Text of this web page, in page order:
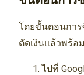
โดยขั้นตอนกา
ตัดเงินแล้วพร้อ
ไปที่